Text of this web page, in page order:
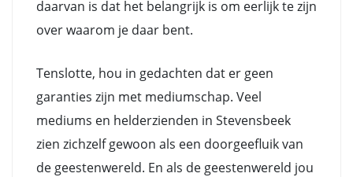
daarvan is dat het belangrijk is om eerlijk te zijn
over waarom je daar bent.
Tenslotte, hou in gedachten dat er geen
garanties zijn met mediumschap. Veel
mediums en helderzienden in Stevensbeek
zien zichzelf gewoon als een doorgeefluik van
de geestenwereld. En als de geestenwereld jou